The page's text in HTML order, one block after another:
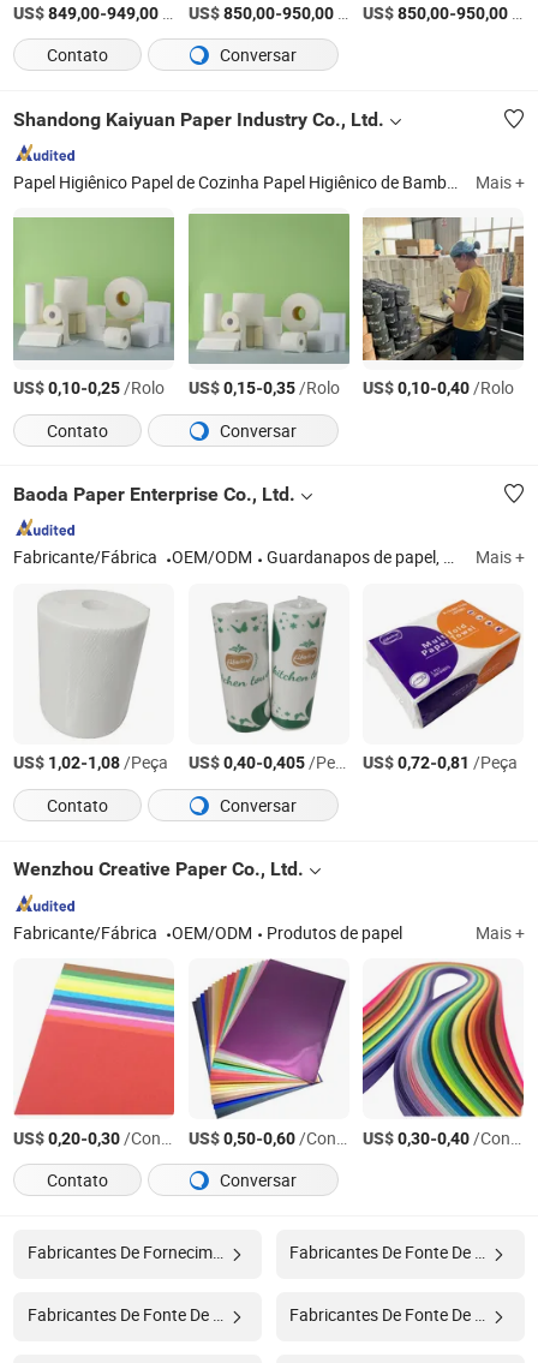
US$849,00-949,00 US$850,00-950,00/Tonelada US$850,00-950,00
Contato
Conversar
Shandong Kaiyuan Paper Industry Co., Ltd.
Papel Higiênico Papel de Cozinha Papel Higiênico de Bambu, Papel Tissue Papel Higiênico Reciclado, Papel Higiênico em Rolo Pequeno Papel Higiênico de Bambu Não Branqueado, Rolo de Papel Higiênico Papel Facial Mais +
US$0,10-0,25/Rolo US$0,15-0,35/Rolo US$0,10-0,40/Rolo
Contato
Conversar
Baoda Paper Enterprise Co., Ltd.
Fabricante/Fábrica OEM/ODM Guardanapos de papel, Toalhas de papel Mais +
US$ 1,02-1,08/Peça US$0,40-0,405/Peça US$0,72-0,81 /Peça
Contato
Conversar
Wenzhou Creative Paper Co., Ltd.
Fabricante/Fábrica OEM/ODM Produtos de papel Mais +
US$0,20-0,30/Conjunto US$0,50-0,60/Conjunto US$0,30-0,40/Conjunto
Contato
Conversar
Fabricantes De Fornecimento De Hotel